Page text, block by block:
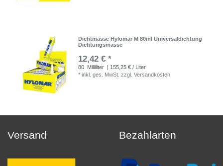
Dichtmasse Hylomar M 80ml Universaldichtung
Dichtungsmasse
12,42 € *
80 Milliliter | 155,25 € / Liter
*inkl. ges. MwSt. zzgl.Versandkosten
Versand Bezahlarten